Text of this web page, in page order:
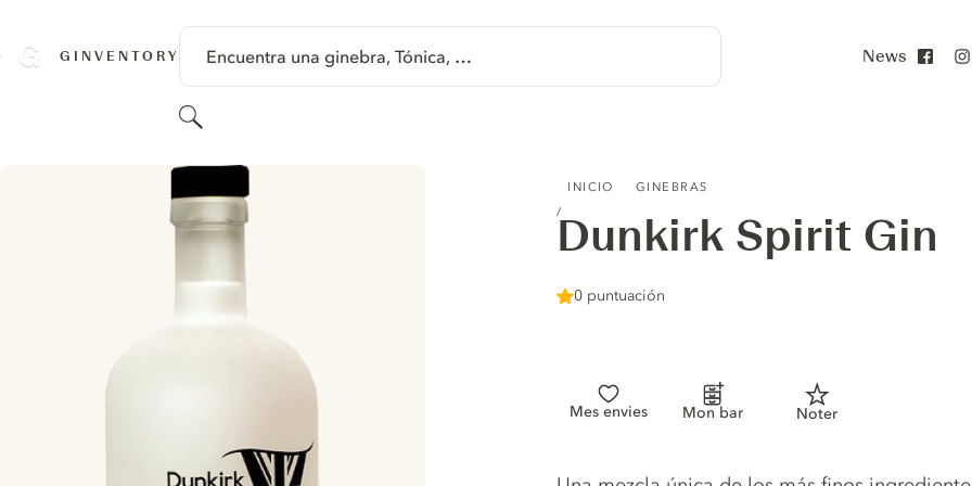
GINVENTORY Encuentra una ginebra, Tónica, …
Buscar
News
INICIO GINEBRAS
Dunkirk Spirit Gin
0 puntuación
Mes envies Mon bar Noter